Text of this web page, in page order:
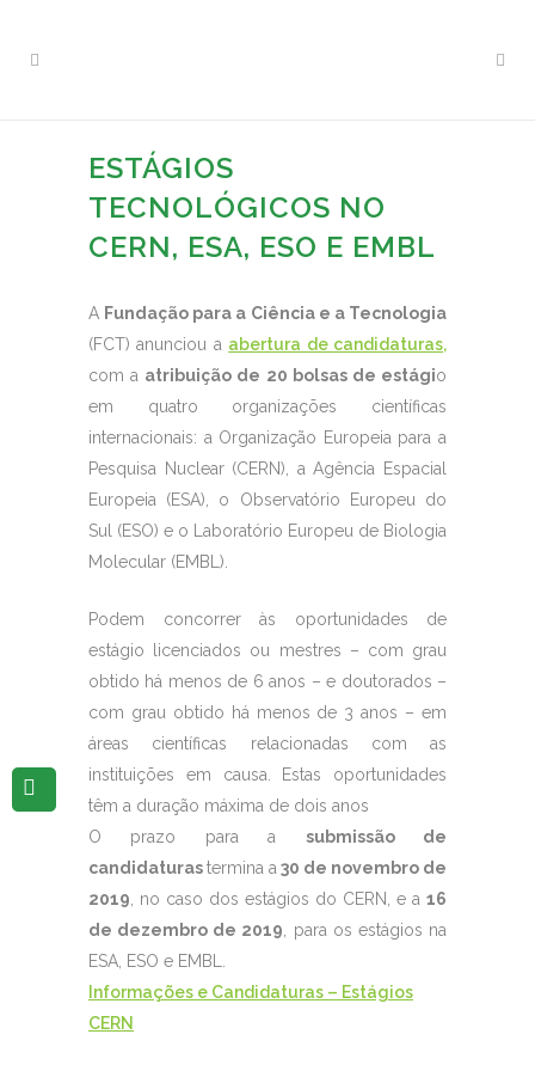
ESTÁGIOS
TECNOLÓGICOS NO
CERN, ESA, ESO E EMBL
A Fundação para a Ciência e a Tecnologia
(FCT) anunciou a abertura de candidaturas,
com a atribuição de 20 bolsas de estágio
em quatro organizações científicas
internacionais: a Organização Europeia para a
Pesquisa Nuclear (CERN), a Agência Espacial
Europeia (ESA), o Observatório Europeu do
Sul (ESO) e o Laboratório Europeu de Biologia
Molecular (EMBL).
Podem concorrer às oportunidades de
estágio licenciados ou mestres – com grau
obtido há menos de 6 anos – e doutorados –
com grau obtido há menos de 3 anos – em
áreas científicas relacionadas com as
instituições em causa. Estas oportunidades
têm a duração máxima de dois anos
O prazo para a submissão de
candidaturastermina a 30 de novembro de
2019 , no caso dos estágios do CERN, e a 16
de dezembro de 2019 , para os estágios na
ESA, ESO e EMBL.
Informações e Candidaturas – Estágios
CERN